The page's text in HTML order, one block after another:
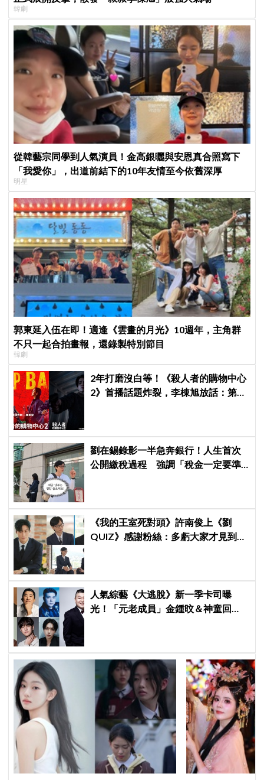
韓劇
從韓藝宗同學到人氣演員！金高銀曬與安恩真合照寫下
「我愛你」，出道前結下的10年友情至今依舊深厚
明星
郭東延入伍在即！適逢《雲畫的月光》10週年，主角群
不只一起合拍畫報，還錄製特別節目
韓劇
2年打磨沒白等！《殺人者的購物中心
2》首播話題炸裂，李棟旭放話：第三
劉在錫錄影一半急奔銀行！人生首次
公開繳稅過程 強調「稅金一定要準
《我的王室死對頭》許南俊上《劉
QUIZ》感謝粉絲：多虧大家才見到劉
人氣綜藝《大逃脫》新一季卡司曝
光！「元老成員」金鍾旼＆神童回